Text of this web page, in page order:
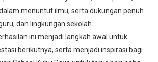
menuntut ilmu, serta dukungan penuh
dan lingkungan sekolah.
ini menjadi langkah awal untuk
berikutnya, serta menjadi inspirasi bagi